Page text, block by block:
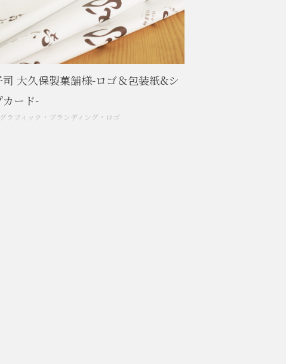
司 大久保製菓舗様-ロゴ＆包装紙&シ
カード-
グラフィック ・ ブランディング ・ ロゴ